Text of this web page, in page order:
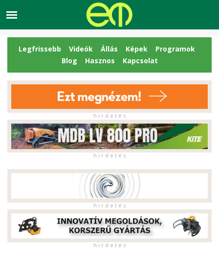
Legfrissebb Videók Állás Képek
Programok
Blog
Hasznos Kapcsolat
h i r d e t é s
h i r d e t é s
h i r d e t é s
h i r d e t é s